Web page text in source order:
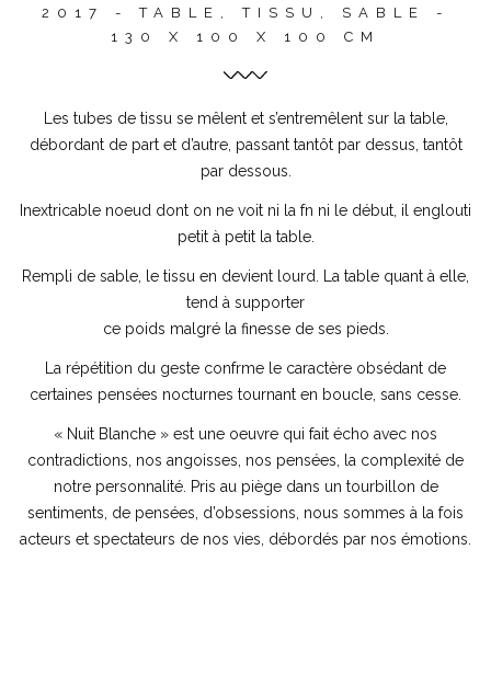
2017 - TABLE, TISSU, SABLE -
130 X 100 X 100 CM
Les tubes de tissu se mêlent et s’entremêlent sur la table,
débordant de part et d’autre, passant tantôt par dessus, tantôt
par dessous.
Inextricable noeud dont on ne voit ni la fn ni le début, il englouti
petit à petit la table.
Rempli de sable, le tissu en devient lourd. La table quant à elle,
tend à supporter
ce poids malgré la finesse de ses pieds.
La répétition du geste confrme le caractère obsédant de
certaines pensées nocturnes tournant en boucle, sans cesse.
« Nuit Blanche » est une oeuvre qui fait écho avec nos
contradictions, nos angoisses, nos pensées, la complexité de
notre personnalité. Pris au piège dans un tourbillon de
sentiments, de pensées, d’obsessions, nous sommes à la fois
acteurs et spectateurs de nos vies, débordés par nos émotions.